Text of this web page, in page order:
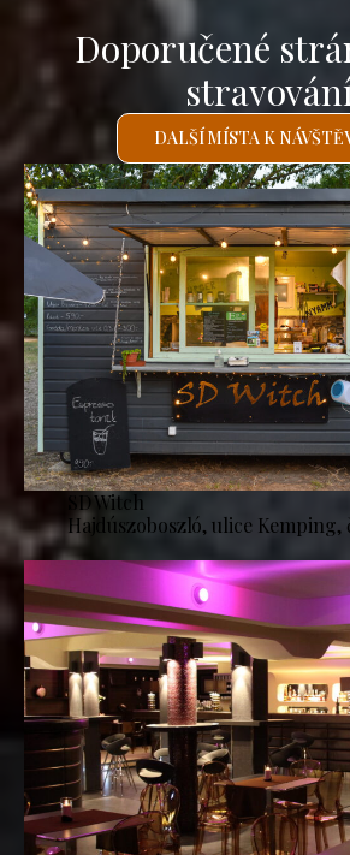
Doporučené
DALŠÍ MÍSTA K
SD Witch
Hajdúszoboszló, ulice Kemping,